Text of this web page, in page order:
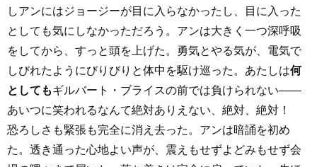
しアンにはジョージーが目に入らなかったし、目に入った
としても気にしなかっただろう。アンは大きく一つ深呼吸
をしてから、すっと頭を上げた。勇気とやる気が、電気で
しびれたようにびりびりと体中を駆け巡った。あたしは何
としてもギルバート・ブライスの前では負けられない――
あいつに笑われるなんて絶対ありえない、絶対、絶対！
恐ろしさも緊張も完全に消え去った。アンは暗誦を初め
た。透き通った心地よい声が、震えもせずよどみもせず会